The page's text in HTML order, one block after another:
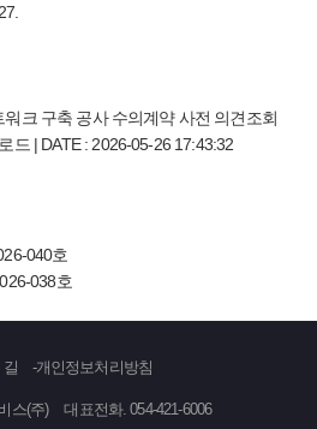
크 구축 공사 수의계약 사전 의견조회
드 | DATE : 2026-05-26 17:43:32
040호
038호
개인정보처리방침
스(주)
대표전화. 054-421-6006